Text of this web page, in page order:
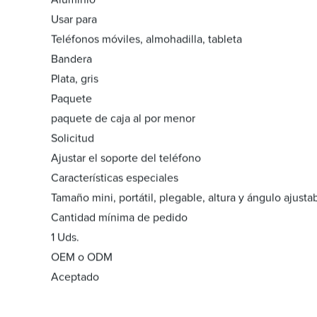
Usar para
Teléfonos móviles, almohadilla, tableta
Bandera
Plata, gris
Paquete
paquete de caja al por menor
Solicitud
Ajustar el soporte del teléfono
Características especiales
Tamaño mini, portátil, plegable, altura y ángulo
Cantidad mínima de pedido
1 Uds.
OEM o ODM
Aceptado